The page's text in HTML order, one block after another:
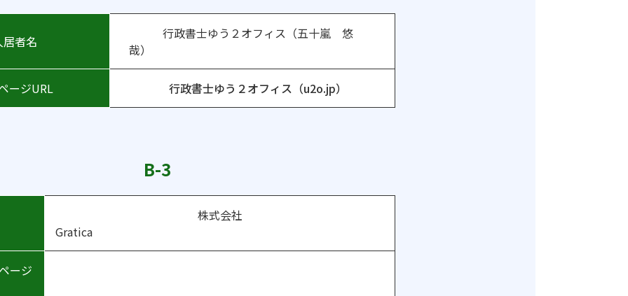
居者名
行政書士ゆう２オフィス（五十嵐 悠
哉）
ページURL 行政書士ゆう２オフィス（u2o.jp）
B-3
株式会社
Gratica
ージ